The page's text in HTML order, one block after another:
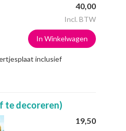
40,00
Incl. BTW
In Winkelwagen
inclusief
te decoreren)
19,50